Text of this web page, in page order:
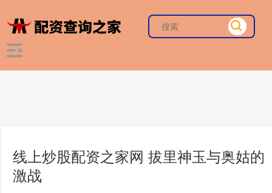
线上炒股配资之家网 拔里神玉与奥姑的
激战